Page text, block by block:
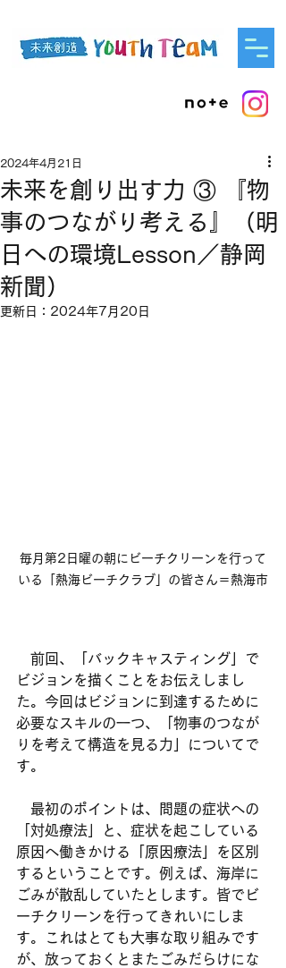
未来を創り出す力 ③ 『物
事のつながり考える』（明
日への環境Lesson／静岡
新聞）
2024年4月21日
更新日： 2024年7月20日
毎月第2日曜の朝にビーチクリーンを行って
いる「熱海ビーチクラブ」の皆さん＝熱海市
前回、「バックキャスティング」で
ビジョンを描くことをお伝えしまし
た。今回はビジョンに到達するために
必要なスキルの一つ、「物事のつなが
りを考えて構造を見る力」についてで
す。
最初のポイントは、問題の症状への
「対処療法」と、症状を起こしている
原因へ働きかける「原因療法」を区別
するということです。例えば、海岸に
ごみが散乱していたとします。皆でビ
ーチクリーンを行ってきれいにしま
す。これはとても大事な取り組みです
が、放っておくとまたごみだらけにな